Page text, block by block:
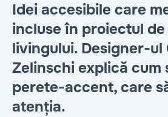
Idei accesibile care
incluse în proiectul
livingului. Designer-ul
Zelinschi explică cum
perete-accent, care
atenția.